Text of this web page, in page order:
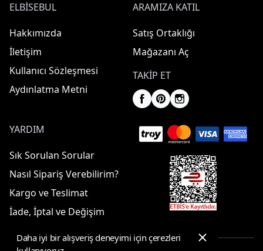
ELBISEBUL
Hakkımızda
İletişim
Kullanıcı Sözleşmesi
Aydınlatma Metni
ARAMIZA KATIL
Satış Ortaklığı
Mağazanı Aç
TAKIP ET
YARDIM
Sık Sorulan Sorular
Nasıl Sipariş Verebilirim?
Kargo ve Teslimat
İade, İptal ve Değişim
Daha iyi bir alışveriş deneyimi için çerezleri